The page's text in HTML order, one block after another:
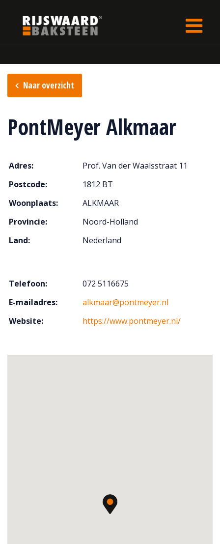
Naar overzicht
PontMeyer Alkmaar
Adres:
Prof. Van der Waalsstraat 11
Postcode:
1812 BT
Woonplaats:
ALKMAAR
Provincie:
Noord-Holland
Land:
Nederland
Telefoon:
072 5116675
E-mailadres:
alkmaar@pontmeyer.nl
Website:
https://www.pontmeyer.nl/